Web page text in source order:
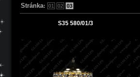
Stránka: 01 02 03
S35 580/01/3